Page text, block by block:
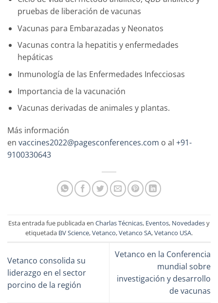
pruebas de liberación de vacunas
Vacunas para Embarazadas y Neonatos
Vacunas contra la hepatitis y enfermedades
hepáticas
Inmunología de las Enfermedades Infecciosas
Importancia de la vacunación
Vacunas derivadas de animales y plantas.
Más información
en vaccines2022@pagesconferences.com o al +91-
9100330643
Esta entrada fue publicada en Charlas Técnicas, Eventos, Novedadesy
etiquetada BV Science,Vetanco,Vetanco SA,Vetanco USA.
Vetanco consolida su
liderazgo en el sector
porcino de la región
Vetanco en la Conferencia
mundial sobre
investigación y desarrollo
de vacunas